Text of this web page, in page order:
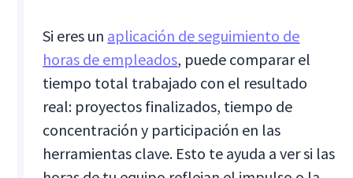
Si eres un aplicación de seguimiento de
horas de empleados, puede comparar el
tiempo total trabajado con el resultado
real: proyectos finalizados, tiempo de
concentración y participación en las
herramientas clave. Esto te ayuda a ver si las